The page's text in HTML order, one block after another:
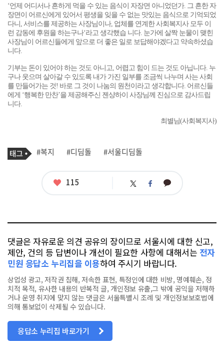
‘언제 어디서나 흔하게 먹을 수 있는 음식이 자장면 아니었던가. 그 흔한 자
장면이 어르신에게 있어서 평생을 잊을 수 없는 맛있는 음식으로 기억되었
다니, 서비스를 제공하는 사장님이나, 업체를 연계한 사회복지사 모두 이
런 감동에 후원을 하는구나‘라고 생각했습 니다. 눈가에 살짝 눈물이 맺힌
사장님이 어르신들에게 앞으로 더 좋은 일로 보답해야겠다고 약속하셨습
니다.
기부는 돈이 있어야 하는 것도 아니고, 어렵고 힘이 드는 것도 아닙니다. 누
구나 웃으며 살아갈 수 있도록 내가 가진 일부를 조금씩 나누며 사는 사회
를 만들어가는 것! 바로 그 것이 나눔의 원천이라고 생각합니다. 어르신들
에게 ‘행복한 만찬’을 제공해주신 젠샹하이 사장님께 진심으로 감사드립
니다.
최별님(사회복지사)
기
사
태
그
#복지 #디딤돌 #서울디딤돌
좋
115 트 페 카
댓글은 자유로운 의견 공유의 장이므로 서울시에 대한 신고,
제안, 건의 등 답변이나 개선이 필요한 사항에 대해서는 전자
민원 응답소 누리집을 이용하여 주시기 바랍니다.
상업성 광고, 저작권 침해, 저속한 표현, 특정인에 대한 비방, 명예훼손, 정
치적 목적, 유사한 내용의 반복적 글, 개인정보 유출,그 밖에 공익을 저해하
거나 운영 취지에 맞지 않는 댓글은 서울특별시 조례 및 개인정보보호법에
의해 통보없이 삭제될 수 있습니다.
응답소 누리집 바로가기